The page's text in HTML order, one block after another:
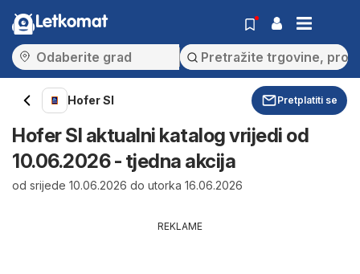
Letkomat
Hofer SI Pretplatiti se
Hofer SI aktualni katalog vrijedi od
10.06.2026 - tjedna akcija
od srijede 10.06.2026 do utorka 16.06.2026
REKLAME